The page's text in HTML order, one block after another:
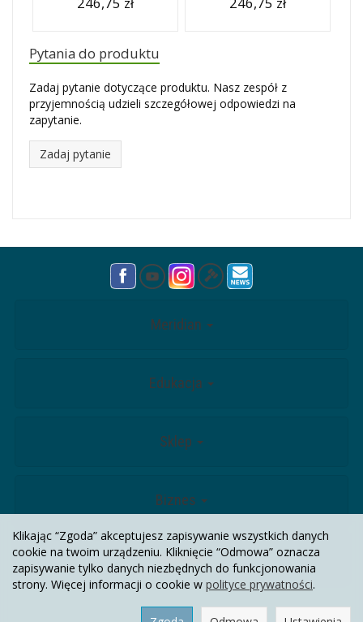
Pytania do produktu
Zadaj pytanie dotyczące produktu. Nasz zespół z
przyjemnością udzieli szczegółowej odpowiedzi na
zapytanie.
Zadaj pytanie
Meridian
Edukacja
Sklep
Biznes
Kontakt
Klikając “Zgoda” akceptujesz zapisywanie wszystkich danych
cookie na twoim urządzeniu. Kliknięcie “Odmowa” oznacza
zapisywanie tylko danych niezbędnych do funkcjonowania
strony. Więcej informacji o cookie w polityce prywatności.